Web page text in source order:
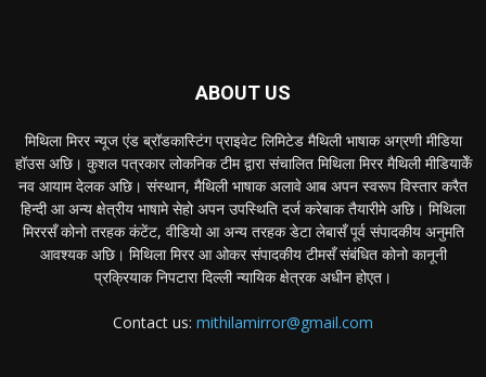
ABOUT US
मिथिला मिरर न्यूज एंड ब्रॉडकास्टिंग प्राइवेट लिमिटेड मैथिली भाषाक अग्रणी मीडिया
हॉउस अछि। कुशल पत्रकार लोकनिक टीम द्वारा संचालित मिथिला मिरर मैथिली मीडियाकेँ
नव आयाम देलक अछि। संस्थान, मैथिली भाषाक अलावे आब अपन स्वरूप विस्तार करैत
हिन्दी आ अन्य क्षेत्रीय भाषामे सेहो अपन उपस्थिति दर्ज करेबाक तैयारीमे अछि। मिथिला
मिररसँ कोनो तरहक कंटेंट, वीडियो आ अन्य तरहक डेटा लेबासँ पूर्व संपादकीय अनुमति
आवश्यक अछि। मिथिला मिरर आ ओकर संपादकीय टीमसँ संबंधित कोनो कानूनी
प्रक्रियाक निपटारा दिल्ली न्यायिक क्षेत्रक अधीन होएत।
Contact us: mithilamirror@gmail.com